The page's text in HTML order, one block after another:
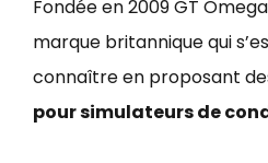
Fondée en 2009 GT
marque britannique qui
connaître en proposant
pour simulateurs de